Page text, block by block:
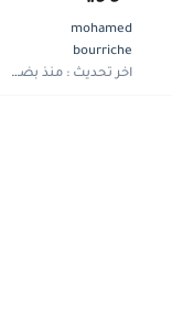
mohamed
bourriche
اخر تحديث :منذ بضع شهور